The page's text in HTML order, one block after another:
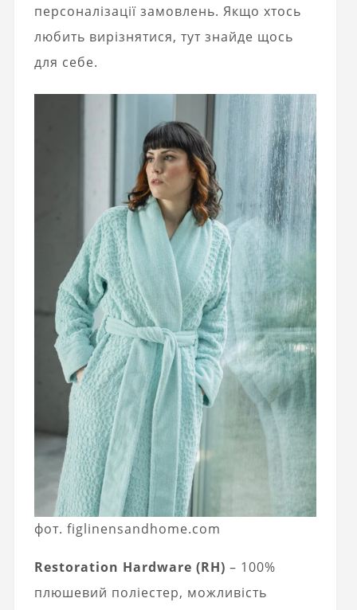
персоналізації замовлень. Якщо хтось
любить вирізнятися, тут знайде щось
для себе.
фот. figlinensandhome.com
Restoration Hardware (RH) – 100%
плюшевий поліестер, можливість